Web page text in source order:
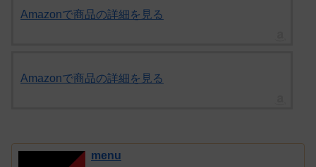
Amazonで商品の詳細を見る
Amazonで商品の詳細を見る
menu